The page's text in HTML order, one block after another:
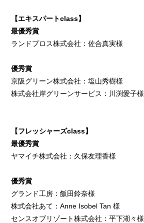
【エキスパートclass】
最優秀賞
ランドプロス株式会社：佐合真実様
優秀賞
京阪グリーン株式会社：塩山秀樹様
株式会社岸グリーンサービス：川渕愛子様
【フレッシャーズclass】
最優秀賞
ヤマイチ株式会社：久保友理香様
優秀賞
グランド工房：飯田鈴奈様
株式会社あて：Anne Isobel Tan 様
センスオブリゾート株式会社：平下湖々様